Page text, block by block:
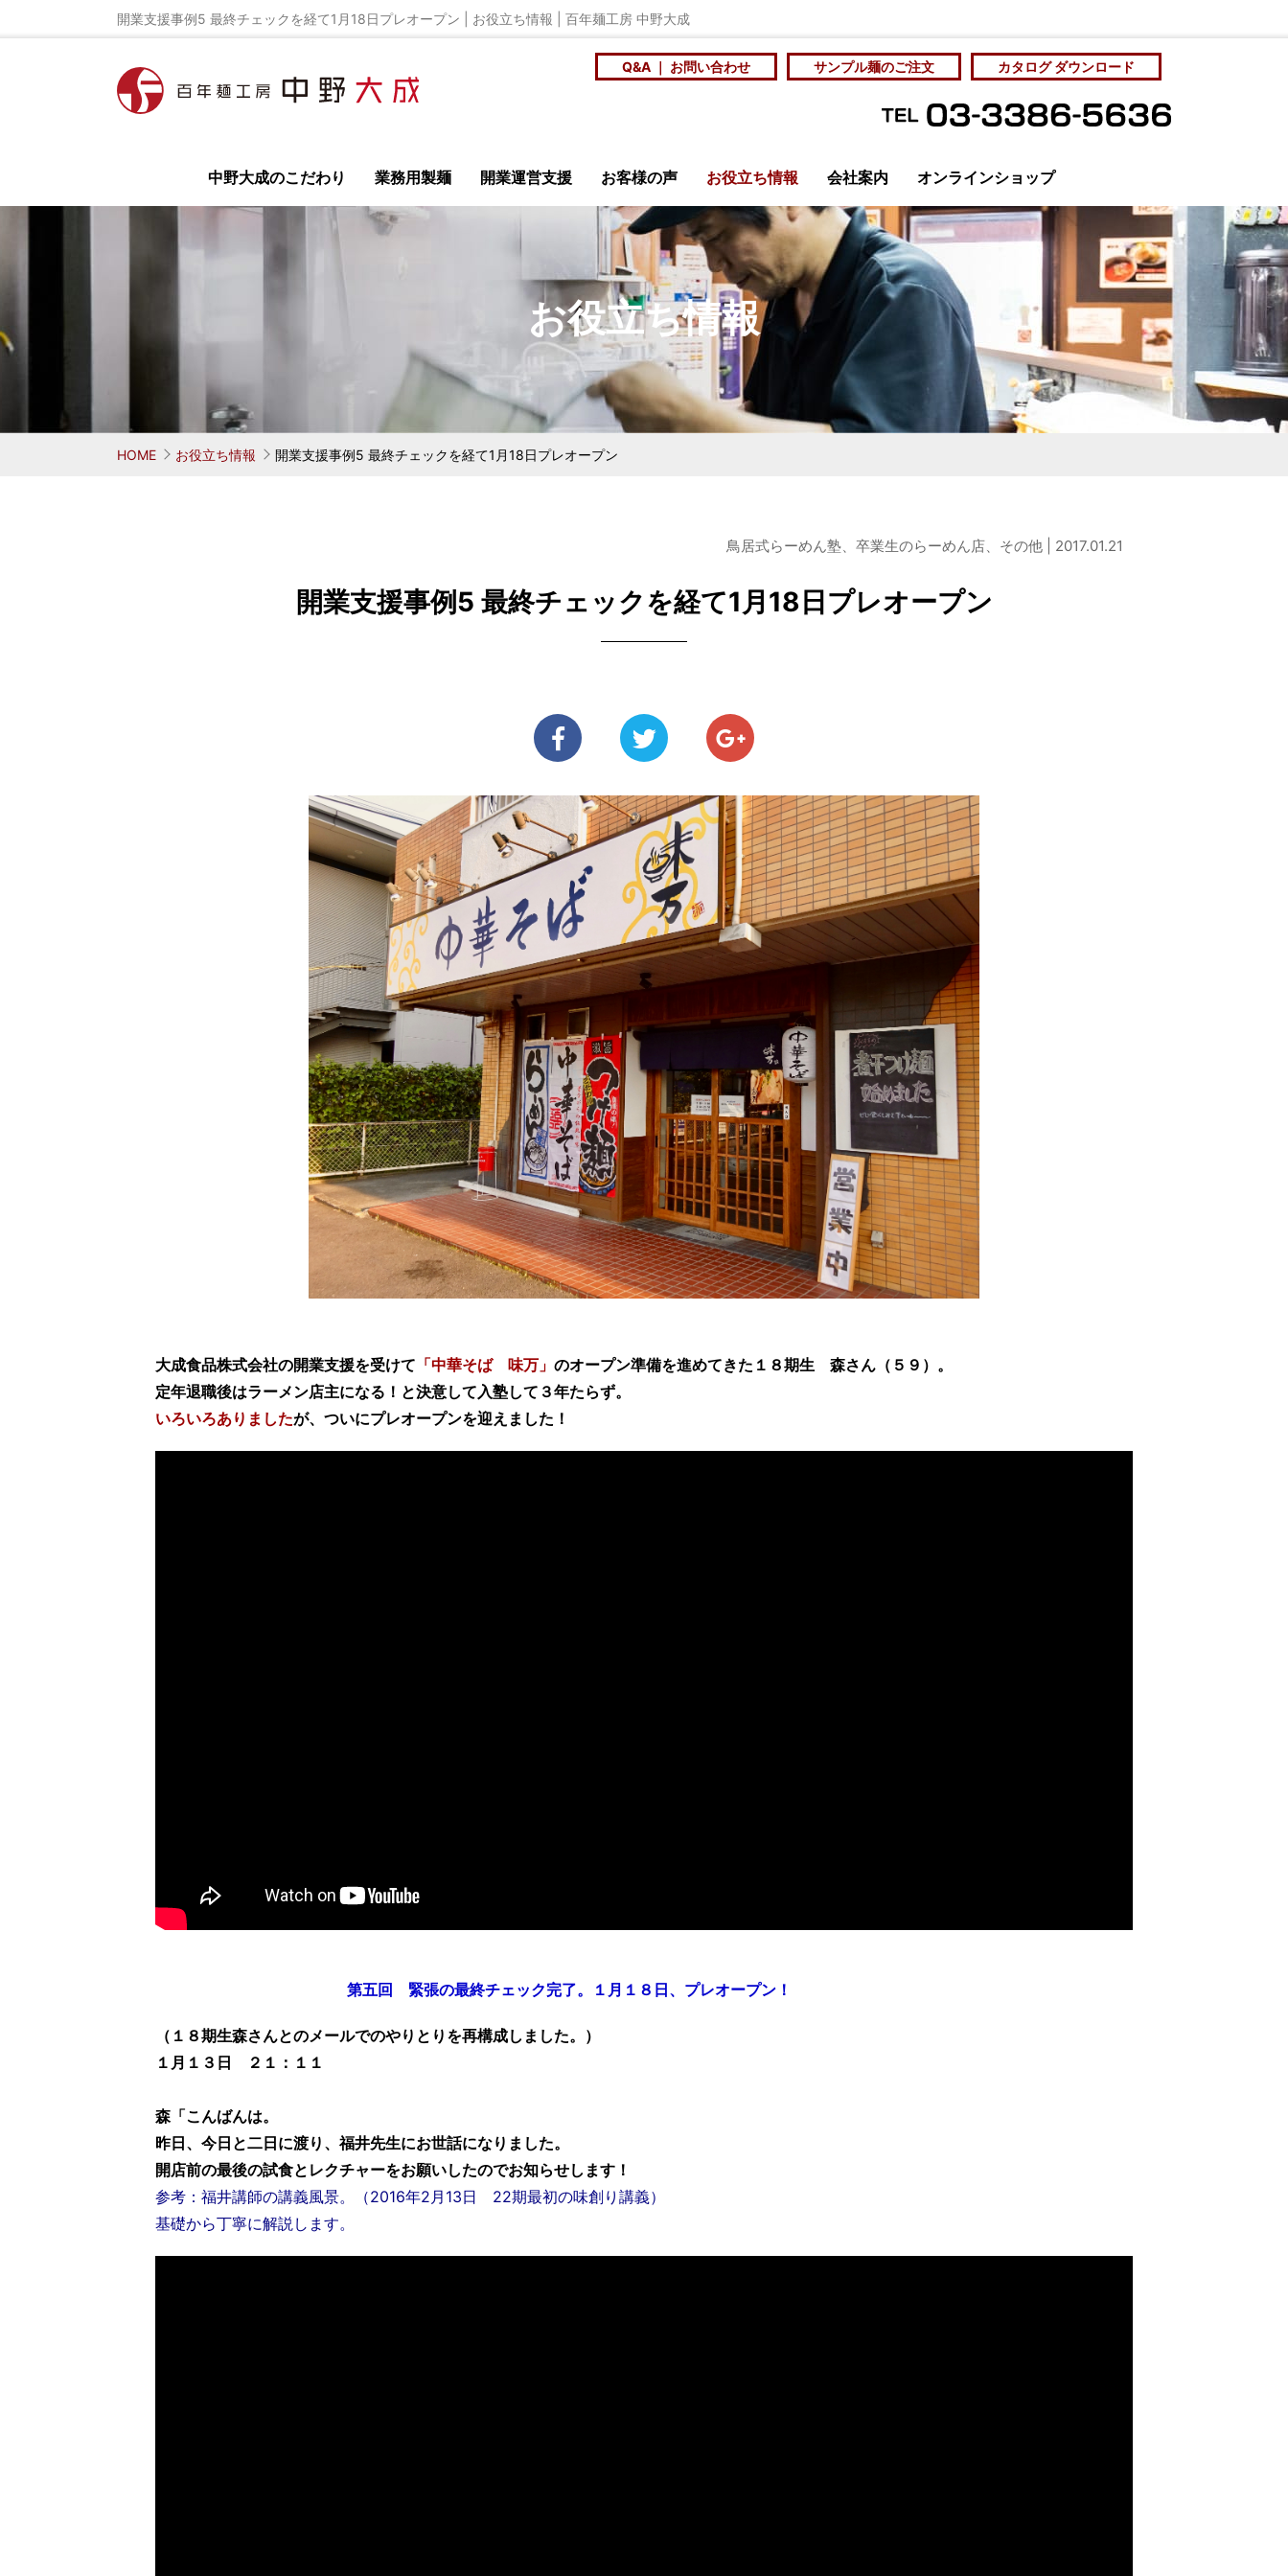
開業支援事例5 最終チェックを経て1月18日プレオープン | お役立ち情報 | 百年麺工房 中野大成
Q&A ｜ お問い合わせ サンプル麺のご注文 カタログ ダウンロード
中野大成のこだわり
サンプル麺をご注文
味へのこだわり 麺ができるまで 安全・衛星管理と社員教育
業務用製麺
カタログをダウンロード サンプル麺をご注文
業務用中華麺シリーズ オリジナル麺 ラーメン用食材 純生パスタシリーズ
開業運営支援
お問い合わせ
独立開業の為の極意を
学ぶ 鳥居式らーめん塾
ラーメン店の開業を
お考えの方
スープに合う個性の
ある麺を探している方
社員食堂や学食の
メニューをご検討の方
オリジナルラーメン
商品を作りたい方
ラーメン店の展開を
検討している企業様
お客様の声 お役立ち情報
ニュース
メディア掲載
商品開発研究会
大成麺市場・工場直売
会社案内
安全・衛生管理と社員教育 個人情報保護方針 アクセス
会社概要 代表者あいさつ 中野大成100年の歩み 直営らーめん店・麺の直販店 M&Aコンサルティング
オンラインショップ
百年麺工房 公式オンラインショップ 百年麺工房 Yahoo!ショッピング店
お役立ち情報
HOME お役立ち情報 開業支援事例5 最終チェックを経て1月18日プレオープン
鳥居式らーめん塾、卒業生のらーめん店、その他 | 2017.01.21
開業支援事例5 最終チェックを経て1月18日プレオープン
大成食品株式会社の開業支援を受けて 「中華そば 味万」 のオープン準備を進めてきた１８期生 森さん（５９）。
定年退職後はラーメン店主になる！と決意して入塾して３年たらず。
いろいろありましたが、ついにプレオープンを迎えました！
第五回 緊張の最終チェック完了。１月１８日、プレオープン！
（１８期生森さんとのメールでのやりとりを再構成しました。）
１月１３日 ２１：１１
森「こんばんは。
昨日、今日と二日に渡り、福井先生にお世話になりました。
開店前の最後の試食とレクチャーをお願いしたのでお知らせします！
参考：福井講師の講義風景。（2016年2月13日 22期最初の味創り講義）
基礎から丁寧に解説します。